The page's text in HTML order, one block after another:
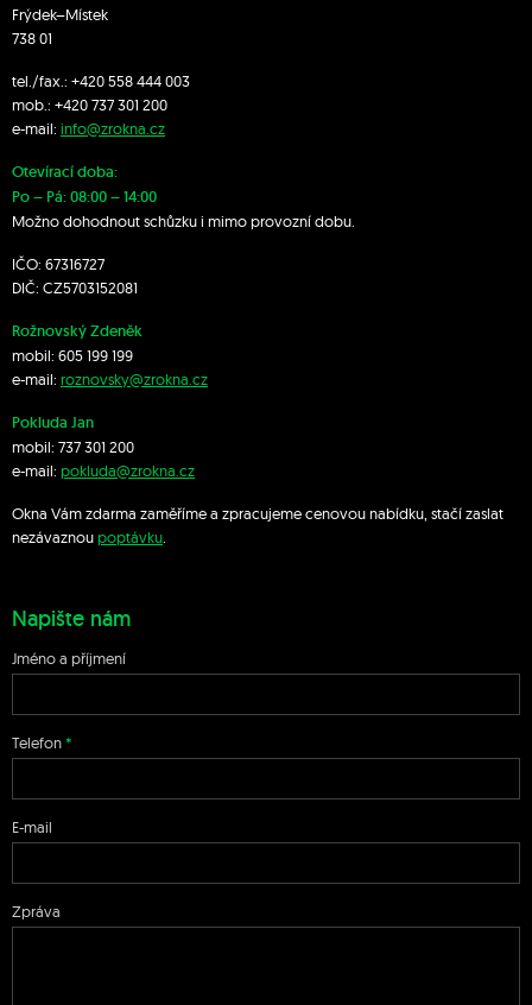
Frýdek–Místek
738 01
tel./fax.: +420 558 444 003
mob.: +420 737 301 200
e-mail: info@zrokna.cz
Otevírací doba:
Po – Pá: 08:00 – 14:00
Možno dohodnout schůzku i mimo provozní dobu.
IČO: 67316727
DIČ: CZ5703152081
Rožnovský Zdeněk
mobil: 605 199 199
e-mail: roznovsky@zrokna.cz
Pokluda Jan
mobil: 737 301 200
e-mail: pokluda@zrokna.cz
Okna Vám zdarma zaměříme a zpracujeme cenovou nabídku, stačí zaslat
nezávaznoupoptávku
Napište nám
Jméno a příjmení
Telefon
E-mail
Zpráva